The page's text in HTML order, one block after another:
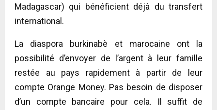
Madagascar) qui bénéficient déjà du transfert
international.
La diaspora burkinabè et marocaine ont la
possibilité d’envoyer de l’argent à leur famille
restée au pays rapidement à partir de leur
compte Orange Money. Pas besoin de disposer
d’un compte bancaire pour cela. Il suffit de